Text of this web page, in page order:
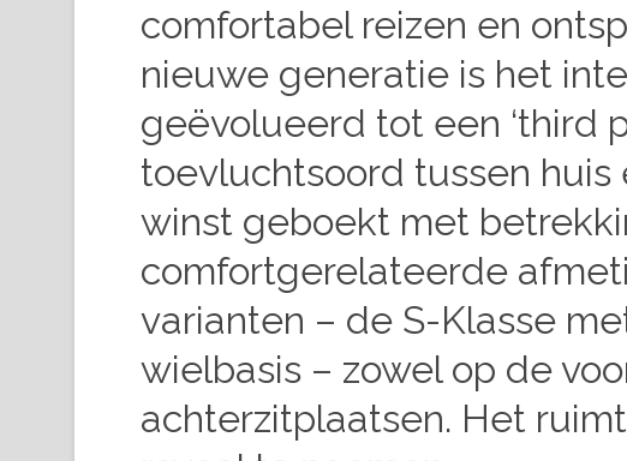
comfortabel reizen en
nieuwe generatie is het
geëvolueerd tot een ‘third
toevluchtsoord tussen huis
winst geboekt met
comfortgerelateerde
varianten – de S-Klasse
wielbasis – zowel op de
achterzitplaatsen. Het